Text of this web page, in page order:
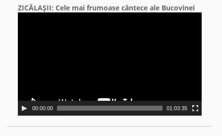
ZICĂLAŞII: Cele mai frumoase cântece ale Bucovinei
00:00:00 01:03:35